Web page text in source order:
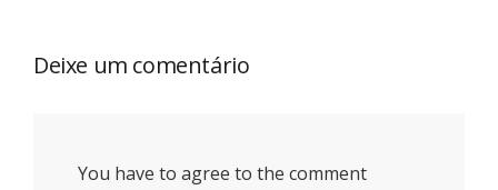
Deixe um comentário
You have to agree to the comment